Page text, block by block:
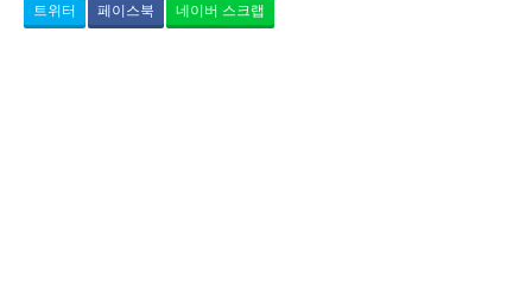
트위터 페이스북 네이버 스크랩